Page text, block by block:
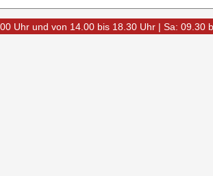
Uhr und von 14.00 bis 18.30 Uhr | Sa: 09.30